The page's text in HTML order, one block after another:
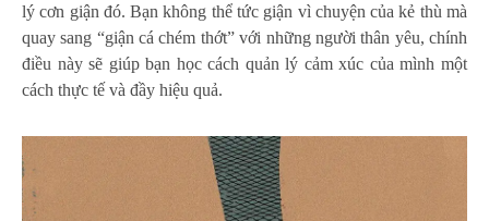
lý cơn giận đó. Bạn không thể tức giận vì chuyện của kẻ thù mà
quay sang “giận cá chém thớt” với những người thân yêu, chính
điều này sẽ giúp bạn học cách quản lý cảm xúc của mình một
cách thực tế và đầy hiệu quả.